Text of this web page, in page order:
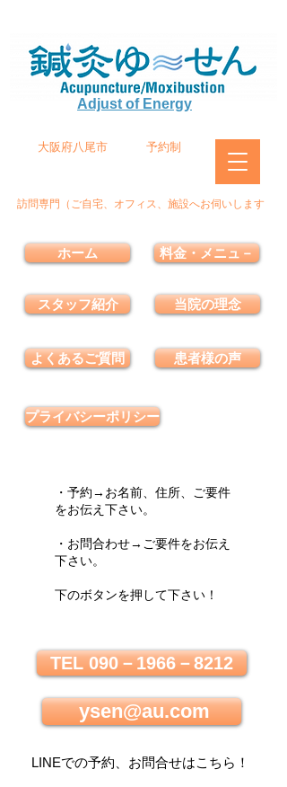
Adjust of Energy
大阪府八尾市 予約制
訪問専門（ご自宅、オフィス、施設へお伺いします
ホーム
スタッフ紹介
よくあるご質問
料金・メニュ－
当院の理念
患者様の声
プライバシーポリシー
・予約→お名前、住所、ご要件
をお伝え下さい。
・お問合わせ→ご要件をお伝え
下さい。
下のボタンを押して下さい！
TEL 090－1966－8212
ysen@au.com
LINEでの予約、お問合せはこちら ！